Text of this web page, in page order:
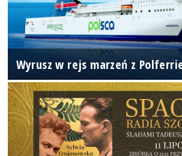
Wyrusz w rejs marzeń z